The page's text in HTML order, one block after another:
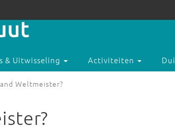
& Uitwisseling Activiteiten
Weltmeister?